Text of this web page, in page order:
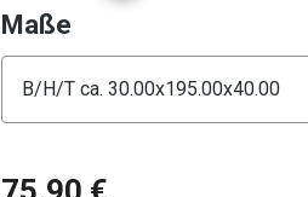
Maße
Konfigurator Maße